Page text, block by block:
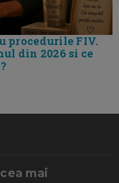
procedurile FIV.
din 2026 si ce
mai